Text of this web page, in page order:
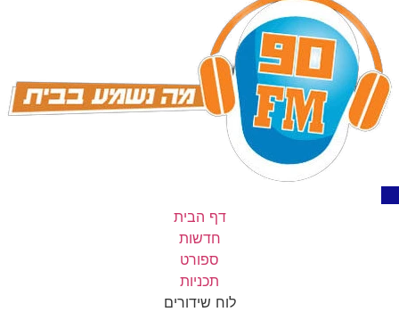
דף הבית
חדשות
ספורט
תכניות
לוח שידורים